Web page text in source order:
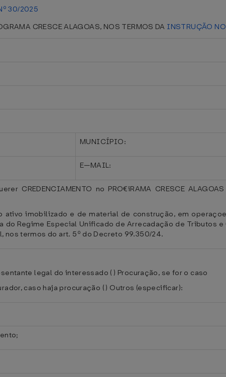
30/2025
CRESCE ALAGOAS, NOS TERMOS DA INSTRUÇÃO
MUNICÍPIO:
E—MAIL:
CREDENCIAMENTO no PRO€iRAMA CRESCE
ativo imobilizado e de material de construção, em
do Regime Especial Unificado de Arrecadação de Tributos
nos termos do art. 5º do Decreto 99.350/24.
legal do interessado ( ) Procuração, se for o caso
caso haja procuração ( ) Outros (especificar):